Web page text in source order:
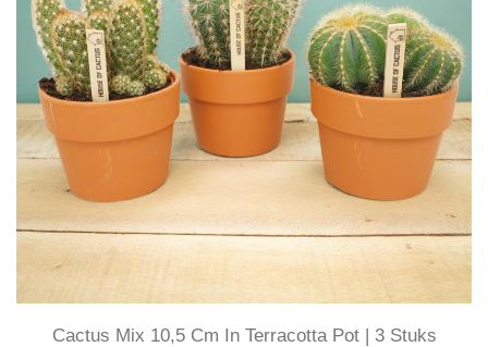
Cactus Mix 10,5 Cm In Terracotta Pot | 3 Stuks